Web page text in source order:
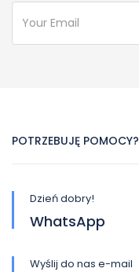
POTRZEBUJĘ POMOCY?
Dzień dobry!
WhatsApp
Wyślij do nas e-mail